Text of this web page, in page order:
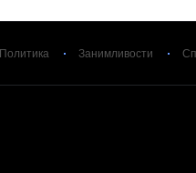
Политика Занимливости